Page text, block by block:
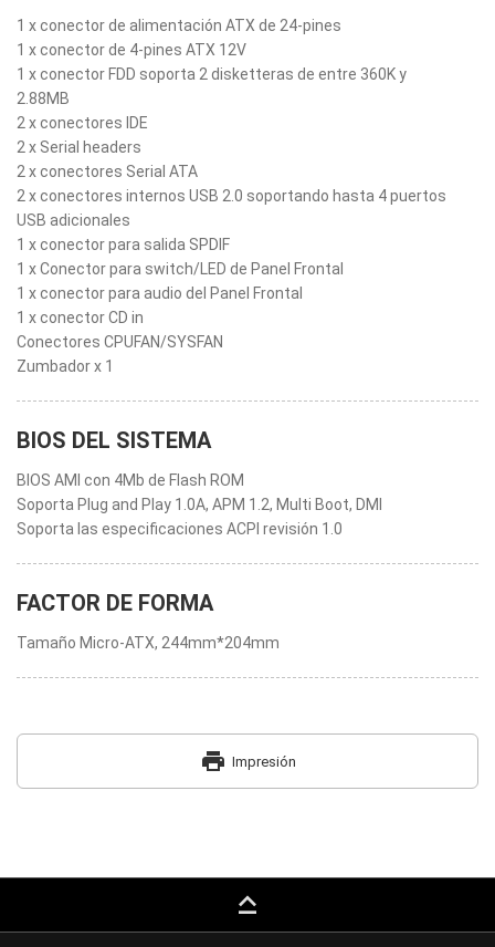
1 x conector de alimentación ATX de 24-pines
1 x conector de 4-pines ATX 12V
1 x conector FDD soporta 2 disketteras de entre 360K y
2.88MB
2 x conectores IDE
2 x Serial headers
2 x conectores Serial ATA
2 x conectores internos USB 2.0 soportando hasta 4 puertos
USB adicionales
1 x conector para salida SPDIF
1 x Conector para switch/LED de Panel Frontal
1 x conector para audio del Panel Frontal
1 x conector CD in
Conectores CPUFAN/SYSFAN
Zumbador x 1
BIOS DEL SISTEMA
BIOS AMI con 4Mb de Flash ROM
Soporta Plug and Play 1.0A, APM 1.2, Multi Boot, DMI
Soporta las especificaciones ACPI revisión 1.0
FACTOR DE FORMA
Tamaño Micro-ATX, 244mm*204mm
print Impresión
keyboard_capslock